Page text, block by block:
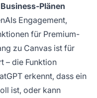
Plänen
Engagement,
für Premium-
zu Canvas ist für
– die Funktion
erkennt, dass ein
ist, oder kann